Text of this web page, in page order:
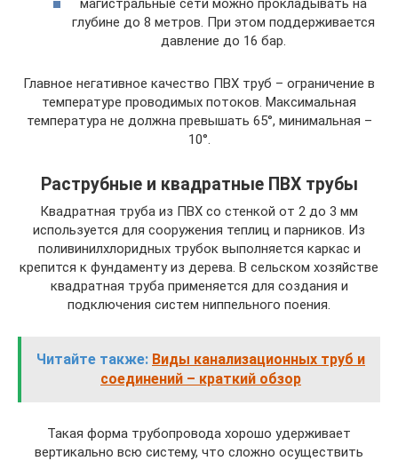
глубине до 8 метров. При этом поддерживается
давление до 16 бар.
Главное негативное качество ПВХ труб – ограничение в
температуре проводимых потоков. Максимальная
температура не должна превышать 65°, минимальная –
10°.
Раструбные и квадратные ПВХ трубы
Квадратная труба из ПВХ со стенкой от 2 до 3 мм
используется для сооружения теплиц и парников. Из
поливинилхлоридных трубок выполняется каркас и
крепится к фундаменту из дерева. В сельском хозяйстве
квадратная труба применяется для создания и
подключения систем ниппельного поения.
Читайте также: Виды канализационных труб и
соединений – краткий обзор
Такая форма трубопровода хорошо удерживает
вертикально всю систему, что сложно осуществить